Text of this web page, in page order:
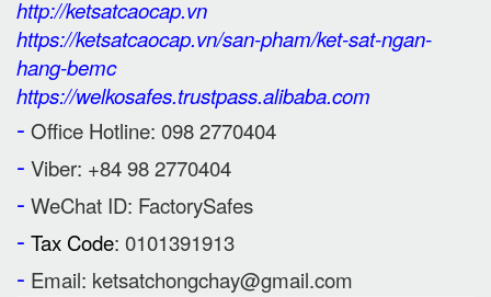
http://ketsatcaocap.vn
https://ketsatcaocap.vn/san-pham/ket-sat-ngan-
hang-bemc
https://welkosafes.trustpass.alibaba.com
- Office Hotline: 098 2770404
- Viber: +84 98 2770404
- WeChat ID: FactorySafes
- Tax Code: 0101391913
- Email: ketsatchongchay@gmail.com